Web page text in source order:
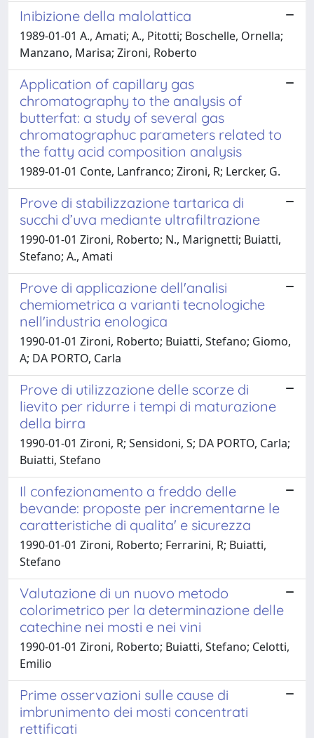
Inibizione della malolattica
1989-01-01 A., Amati; A., Pitotti; Boschelle, Ornella;
Manzano, Marisa; Zironi, Roberto
Application of capillary gas
chromatography to the analysis of
butterfat: a study of several gas
chromatographuc parameters related to
the fatty acid composition analysis
1989-01-01 Conte, Lanfranco; Zironi, R; Lercker, G.
Prove di stabilizzazione tartarica di
succhi d’uva mediante ultrafiltrazione
1990-01-01 Zironi, Roberto; N., Marignetti; Buiatti,
Stefano; A., Amati
Prove di applicazione dell'analisi
chemiometrica a varianti tecnologiche
nell'industria enologica
1990-01-01 Zironi, Roberto; Buiatti, Stefano; Giomo,
A; DA PORTO, Carla
Prove di utilizzazione delle scorze di
lievito per ridurre i tempi di maturazione
della birra
1990-01-01 Zironi, R; Sensidoni, S; DA PORTO, Carla;
Buiatti, Stefano
Il confezionamento a freddo delle
bevande: proposte per incrementarne le
caratteristiche di qualita' e sicurezza
1990-01-01 Zironi, Roberto; Ferrarini, R; Buiatti,
Stefano
Valutazione di un nuovo metodo
colorimetrico per la determinazione delle
catechine nei mosti e nei vini
1990-01-01 Zironi, Roberto; Buiatti, Stefano; Celotti,
Emilio
Prime osservazioni sulle cause di
imbrunimento dei mosti concentrati
rettificati